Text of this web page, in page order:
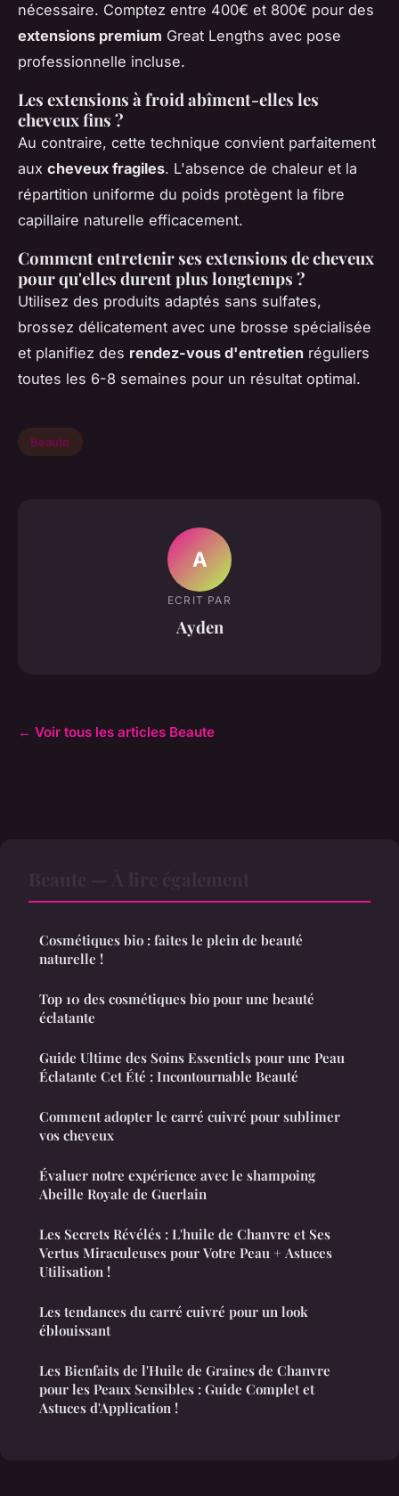
nécessaire. Comptez entre 400€ et 800€ pour des
extensions premium Great Lengths avec pose
professionnelle incluse.
Les extensions à froid abîment-elles les
cheveux fins ?
Au contraire, cette technique convient parfaitement
aux cheveux fragiles. L'absence de chaleur et la
répartition uniforme du poids protègent la fibre
capillaire naturelle efficacement.
Comment entretenir ses extensions de cheveux
pour qu'elles durent plus longtemps ?
Utilisez des produits adaptés sans sulfates,
brossez délicatement avec une brosse spécialisée
et planifiez des rendez-vous d'entretien réguliers
toutes les 6-8 semaines pour un résultat optimal.
Beaute
A
ECRIT PAR
Ayden
← Voir tous les articles Beaute
Cosmétiques bio : faites le plein de beauté
naturelle !
Top 10 des cosmétiques bio pour une beauté
éclatante
Guide Ultime des Soins Essentiels pour une Peau
Éclatante Cet Été : Incontournable Beauté
Comment adopter le carré cuivré pour sublimer
vos cheveux
Évaluer notre expérience avec le shampoing
Abeille Royale de Guerlain
Les Secrets Révélés : L'huile de Chanvre et Ses
Vertus Miraculeuses pour Votre Peau + Astuces
Utilisation !
Les tendances du carré cuivré pour un look
éblouissant
Les Bienfaits de l'Huile de Graines de Chanvre
pour les Peaux Sensibles : Guide Complet et
Astuces d'Application !